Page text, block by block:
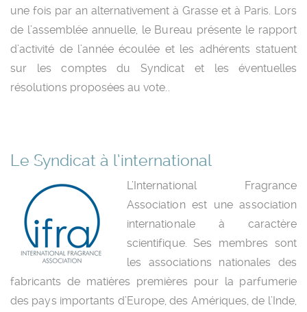
une fois par an alternativement à Grasse et à Paris. Lors
de l’assemblée annuelle, le Bureau présente le rapport
d’activité de l’année écoulée et les adhérents statuent
sur les comptes du Syndicat et les éventuelles
résolutions proposées au vote..
Le Syndicat à l’international
L’International Fragrance
Association est une association
internationale à caractère
scientifique. Ses membres sont
les associations nationales des
fabricants de matières premières pour la parfumerie
des pays importants d’Europe, des Amériques, de l’Inde,